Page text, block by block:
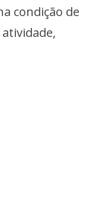
condição de